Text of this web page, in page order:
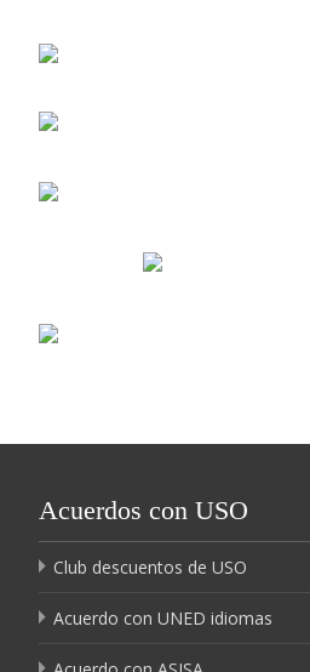
Acuerdos con USO
Club descuentos de USO
Acuerdo con UNED idiomas